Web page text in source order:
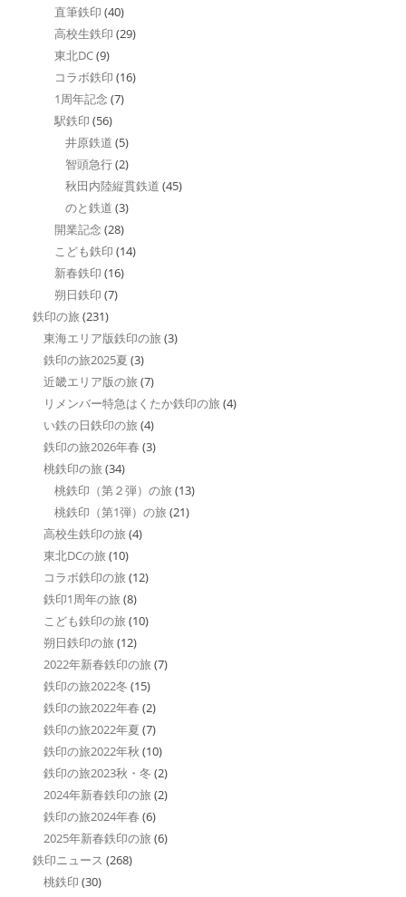
直筆鉄印 (40)
高校生鉄印 (29)
東北DC(9)
コラボ鉄印 (16)
1周年記念 (7)
駅鉄印 (56)
井原鉄道 (5)
智頭急行(2)
秋田内陸縦貫鉄道 (45)
のと鉄道 (3)
開業記念 (28)
こども鉄印 (14)
新春鉄印 (16)
朔日鉄印 (7)
鉄印の旅 (231)
東海エリア版鉄印の旅 (3)
鉄印の旅2025夏 (3)
近畿エリア版の旅 (7)
リメンバー特急はくたか鉄印の旅 (4)
い鉄の日鉄印の旅 (4)
鉄印の旅2026年春 (3)
桃鉄印の旅 (34)
桃鉄印（第２弾）の旅 (13)
桃鉄印（第1弾）の旅 (21)
高校生鉄印の旅 (4)
東北DCの旅 (10)
コラボ鉄印の旅 (12)
鉄印1周年の旅 (8)
こども鉄印の旅 (10)
朔日鉄印の旅 (12)
2022年新春鉄印の旅 (7)
鉄印の旅2022冬 (15)
鉄印の旅2022年春 (2)
鉄印の旅2022年夏 (7)
鉄印の旅2022年秋 (10)
鉄印の旅2023秋・冬 (2)
2024年新春鉄印の旅 (2)
鉄印の旅2024年春 (6)
2025年新春鉄印の旅 (6)
鉄印ニュース (268)
桃鉄印 (30)